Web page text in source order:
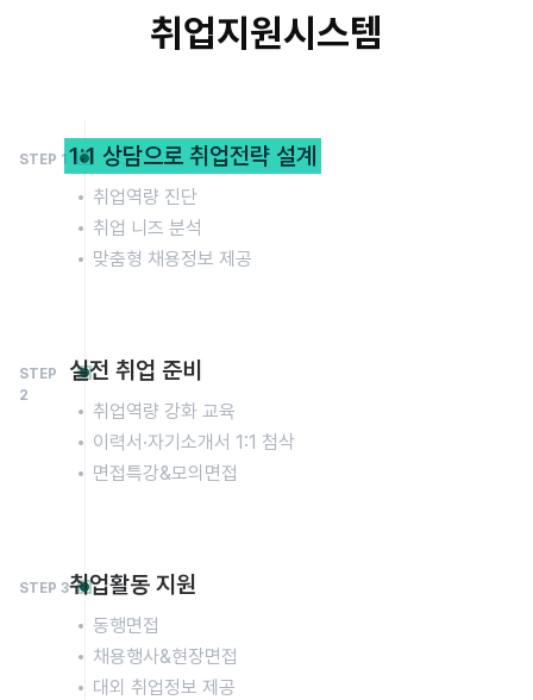
취업지원시스템
STEP 1 1:1 상담으로 취업전략 설계
취업역량 진단
취업 니즈 분석
맞춤형 채용정보 제공
STEP
2
실전 취업 준비
취업역량 강화 교육
이력서·자기소개서 1:1 첨삭
면접특강&모의면접
STEP 3취업활동 지원
동행면접
채용행사&현장면접
대외 취업정보 제공